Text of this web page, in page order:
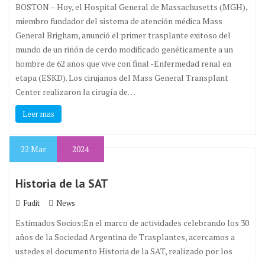
BOSTON – Hoy, el Hospital General de Massachusetts (MGH),
miembro fundador del sistema de atención médica Mass
General Brigham, anunció el primer trasplante exitoso del
mundo de un riñón de cerdo modificado genéticamente a un
hombre de 62 años que vive con final -Enfermedad renal en
etapa (ESKD). Los cirujanos del Mass General Transplant
Center realizaron la cirugía de…
Leer mas
22 Mar 2024
Historia de la SAT
Fudit News
Estimados Socios:En el marco de actividades celebrando los 30
años de la Sociedad Argentina de Trasplantes, acercamos a
ustedes el documento Historia de la SAT, realizado por los